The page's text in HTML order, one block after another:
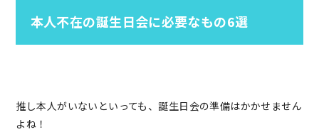
本人不在の誕生日会に必要なもの6選
推し本人がいないといっても、誕生日会の準備はかかせません
よね！